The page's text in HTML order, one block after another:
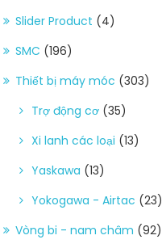
Slider Product (4)
SMC (196)
Thiết bị máy móc (303)
Trợ động cơ (35)
Xi lanh các loại (13)
Yaskawa (13)
Yokogawa - Airtac (23)
Vòng bi - nam châm (92)